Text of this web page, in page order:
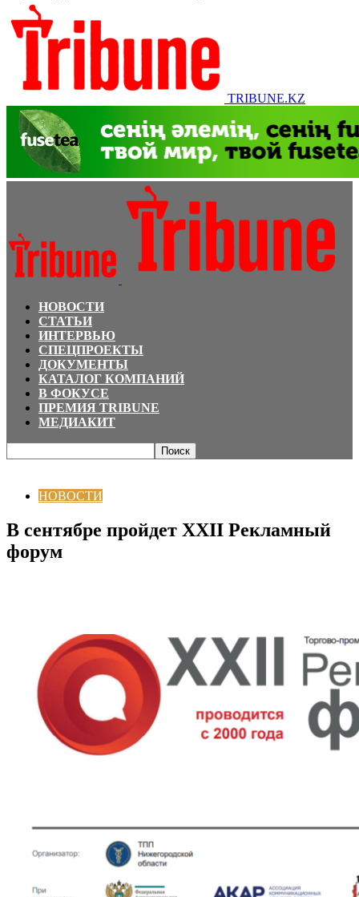
TRIBUNE.KZ
НОВОСТИ
СТАТЬИ
ИНТЕРВЬЮ
СПЕЦПРОЕКТЫ
ДОКУМЕНТЫ
КАТАЛОГ КОМПАНИЙ
В ФОКУСЕ
ПРЕМИЯ TRIBUNE
МЕДИАКИТ
НОВОСТИ
В сентябре пройдет XXII Рекламный
форум